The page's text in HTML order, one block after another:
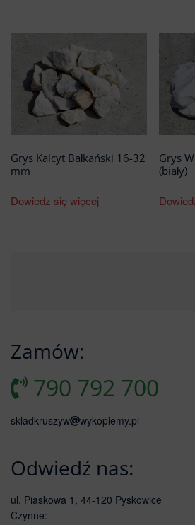
Grys Kalcyt Bałkański 16-32
mm
Dowiedz się więcej
Grys
(biały)
Zamów:
790 792 700
skladkruszyw wykopiemy.pl
Odwiedź nas:
ul. Piaskowa 1, 44-120 Pyskowice
Czynne: